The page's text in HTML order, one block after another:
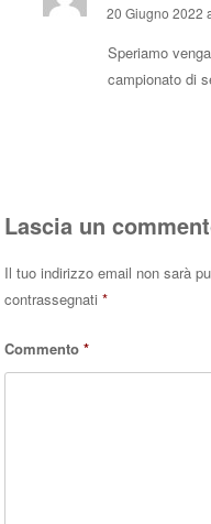
20 Giugno 2022
Speriamo
campionato di
Lascia un
Il tuo indirizzo email non sarà
contrassegnati*
Commento*